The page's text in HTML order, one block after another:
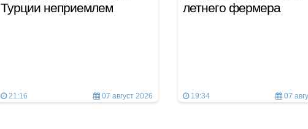
Турции неприемлем
21:16 07 август 2026
летнего фермера
19:34 07